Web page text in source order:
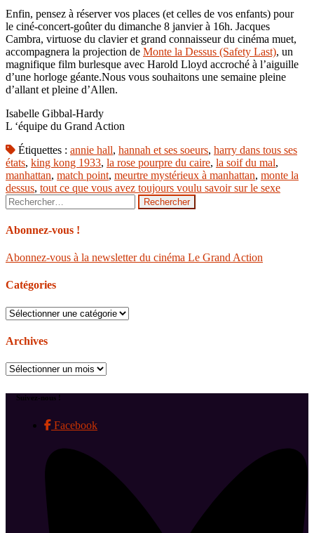
Enfin, pensez à réserver vos places (et celles de vos enfants) pour
le ciné-concert-goûter du dimanche 8 janvier à 16h. Jacques
Cambra, virtuose du clavier et grand connaisseur du cinéma muet,
accompagnera la projection de Monte la Dessus (Safety Last), un
magnifique film burlesque avec Harold Lloyd accroché à l’aiguille
d’une horloge géante.Nous vous souhaitons une semaine pleine
d’allant et pleine d’Allen.
Isabelle Gibbal-Hardy
L ‘équipe du Grand Action
Étiquettes : annie hall, hannah et ses soeurs, harry dans tous ses
états, king kong 1933, la rose pourpre du caire, la soif du mal,
manhattan, match point, meurtre mystérieux à manhattan, monte la
dessus, tout ce que vous avez toujours voulu savoir sur le sexe
Rechercher :
Abonnez-vous !
Abonnez-vous à la newsletter du cinéma Le Grand Action
Catégories
Catégories
Archives
Archives
Suivez-nous !
Facebook